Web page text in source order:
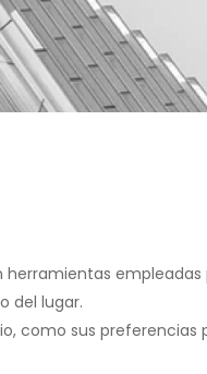
empleadas
del lugar.
como sus preferencias